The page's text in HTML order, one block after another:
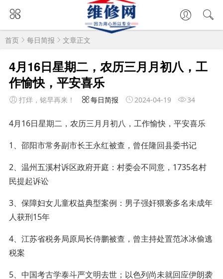
首页 每日简报 文章正文
4月16日星期二，农历三月月初八，工
作愉快，平安喜乐
打烊，铭早再来！ 每日简报 2024-04-19 34
4月16日星期二，农历三月月初八，工作愉快，平安喜乐
1、邵阳市常务副市长王永红被查，曾任隆回县委书记
2、温州五溪村诉区政府开庭：村委会不同意，1735名村
民提起诉讼
3、保障妇女儿童权益典型案例：男子强奸猥亵多名未成年
人获刑15年
4、江苏省税务局原局长侍鹏被查，曾主持处置范冰冰偷逃
税案
5、中国考古学泰斗严文明去世；以色列尚未就回应伊朗袭